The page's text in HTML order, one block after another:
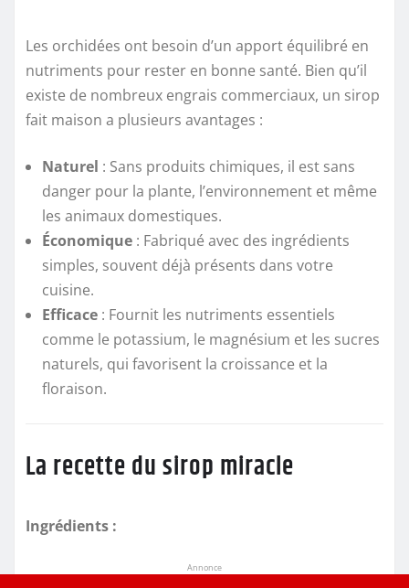
Les orchidées ont besoin d’un apport équilibré en
nutriments pour rester en bonne santé. Bien qu’il
existe de nombreux engrais commerciaux, un sirop
fait maison a plusieurs avantages :
Naturel : Sans produits chimiques, il est sans
danger pour la plante, l’environnement et même
les animaux domestiques.
Économique : Fabriqué avec des ingrédients
simples, souvent déjà présents dans votre
cuisine.
Efficace : Fournit les nutriments essentiels
comme le potassium, le magnésium et les sucres
naturels, qui favorisent la croissance et la
floraison.
La recette du sirop miracle
Ingrédients :
Annonce